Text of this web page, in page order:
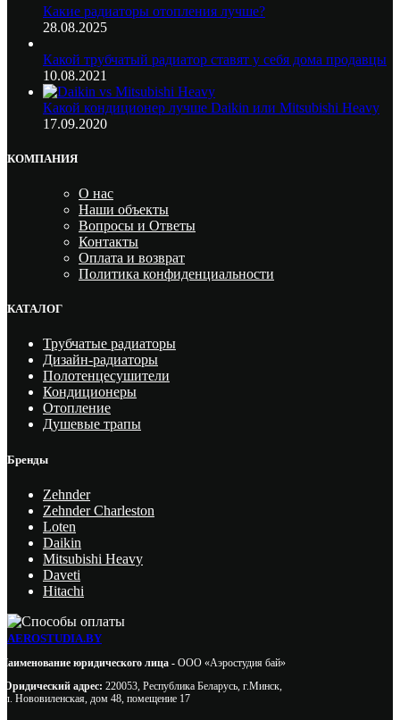
Какие радиаторы отопления лучше?
28.08.2025
Какой трубчатый радиатор ставят у себя дома продавцы
10.08.2021
Какой кондиционер лучше Daikin или Mitsubishi Heavy
17.09.2020
КОМПАНИЯ
О нас
Наши объекты
Вопросы и Ответы
Контакты
Оплата и возврат
Политика конфиденциальности
КАТАЛОГ
Трубчатые радиаторы
Дизайн-радиаторы
Полотенцесушители
Кондиционеры
Отопление
Душевые трапы
Бренды
Zehnder
Zehnder Charleston
Loten
Daikin
Mitsubishi Heavy
Daveti
Hitachi
AEROSTUDIA.BY
Наименование юридического лица - ООО «Аэростудия бай»
Юридический адрес: 220053, Республика Беларусь, г.Минск,
ул. Нововиленская, дом 48, помещение 17